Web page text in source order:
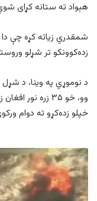
هېواد ته ستانه کړای
شمقدري زیاته کړه چې
زده‌کوونکو تر شړلو
وو، خو ۳۵ زره
خپلو زده‌کړو ته دوام
د
ټرمپ
په
امر